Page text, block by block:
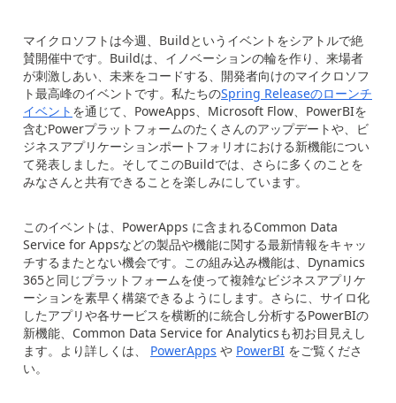
マイクロソフトは今週、Buildというイベントをシアトルで絶
賛開催中です。Buildは、イノベーションの輪を作り、来場者
が刺激しあい、未来をコードする、開発者向けのマイクロソフ
ト最高峰のイベントです。私たちのSpring Releaseのローンチ
イベント を通じて、PoweApps、Microsoft Flow、PowerBIを
含むPowerプラットフォームのたくさんのアップデートや、ビ
ジネスアプリケーションポートフォリオにおける新機能につい
て発表しました。そしてこのBuildでは、さらに多くのことを
みなさんと共有できることを楽しみにしています。
このイベントは、PowerApps に含まれるCommon Data
Service for Appsなどの製品や機能に関する最新情報をキャッ
チするまたとない機会です。この組み込み機能は、Dynamics
365と同じプラットフォームを使って複雑なビジネスアプリケ
ーションを素早く構築できるようにします。さらに、サイロ化
したアプリや各サービスを横断的に統合し分析するPowerBIの
新機能、Common Data Service for Analyticsも初お目見えし
ます。より詳しくは、 PowerApps や PowerBI をご覧くださ
い。